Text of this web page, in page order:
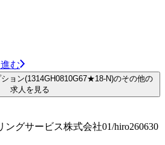
む
ョン(1314GH0810G67★18-N)のその他の
求人を見る
ングサービス株式会社01/hiro260630